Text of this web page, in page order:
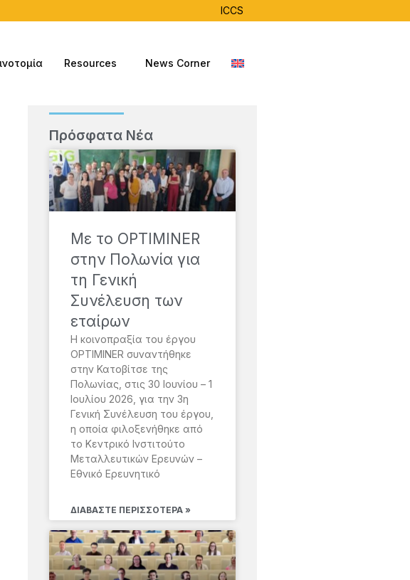
ICCS
Resources News Corner
Πρόσφατα Νέα
Με το OPTIMINER
στην Πολωνία για
τη Γενική
Συνέλευση των
εταίρων
Η κοινοπραξία του έργου
OPTIMINER συναντήθηκε
στην Κατοβίτσε της
Πολωνίας, στις 30 Ιουνίου – 1
Ιουλίου 2026, για την 3η
Γενική Συνέλευση του έργου,
η οποία φιλοξενήθηκε από
το Κεντρικό Ινστιτούτο
Μεταλλευτικών Ερευνών –
Εθνικό Ερευνητικό
ΔΙΑΒΆΣΤΕ ΠΕΡΙΣΣΌΤΕΡΑ »